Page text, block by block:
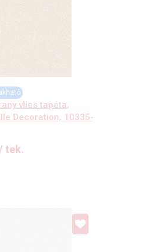
vlies tapéta,
Decoration, 10335-
tek.